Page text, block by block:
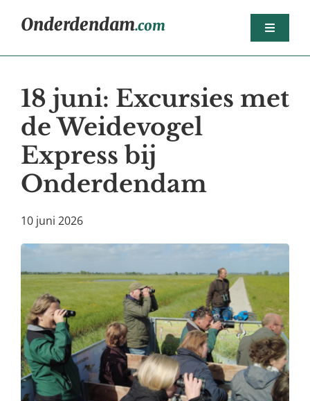
naarOnderdendam.com
Toggle
Berichten
Het dorp
Agenda
Sport
Nijsjoagertjes
18 juni: Excursies met
de Weidevogel
Express bij
Onderdendam
10 juni 2026